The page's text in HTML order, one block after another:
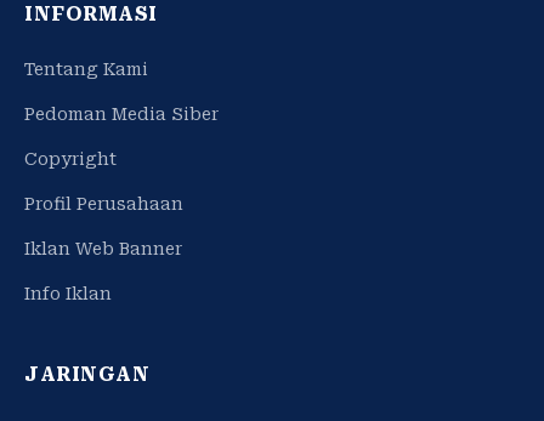
INFORMASI
Tentang Kami
Pedoman Media Siber
Copyright
Profil Perusahaan
Iklan Web Banner
Info Iklan
JARINGAN